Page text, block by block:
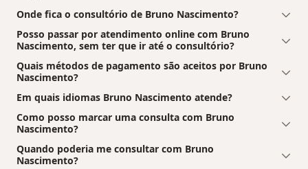
Onde fica o consultório de Bruno Nascimento?
Posso passar por atendimento online com Bruno
Nascimento, sem ter que ir até o consultório?
Quais métodos de pagamento são aceitos por Bruno
Nascimento?
Em quais idiomas Bruno Nascimento atende?
Como posso marcar uma consulta com Bruno
Nascimento?
Quando poderia me consultar com Bruno
Nascimento?